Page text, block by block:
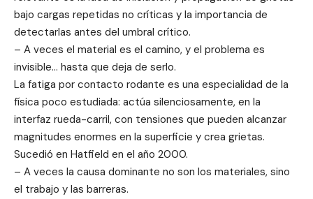
bajo cargas repetidas no críticas y la importancia de
detectarlas antes del umbral crítico.
– A veces el material es el camino, y el problema es
invisible… hasta que deja de serlo.
La fatiga por contacto rodante es una especialidad de la
física poco estudiada: actúa silenciosamente, en la
interfaz rueda-carril, con tensiones que pueden alcanzar
magnitudes enormes en la superficie y crea grietas.
Sucedió en Hatfield en el año 2000.
– A veces la causa dominante no son los materiales, sino
el trabajo y las barreras.